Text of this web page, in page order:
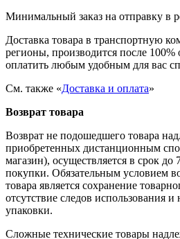
Минимальный заказ на отправку в
Доставка товара в транспортную
регионы, производится после
оплатить любым удобным для вас
См. также «Доставка и оплата»
Возврат товара
Возврат не подошедшего товара
приобретенных дистанционным
магазин), осуществляется в срок до
покупки. Обязательным условием
товара является сохранение
отсутствие следов использования
упаковки.
Сложные технические товары